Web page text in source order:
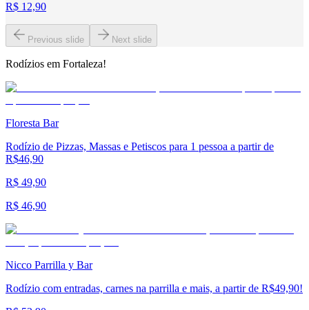
R$ 12,90
Previous slide Next slide
Rodízios em Fortaleza!
Floresta Bar
Rodízio de Pizzas, Massas e Petiscos para 1 pessoa a partir de
R$46,90
R$ 49,90
R$ 46,90
Nicco Parrilla y Bar
Rodízio com entradas, carnes na parrilla e mais, a partir de R$49,90!